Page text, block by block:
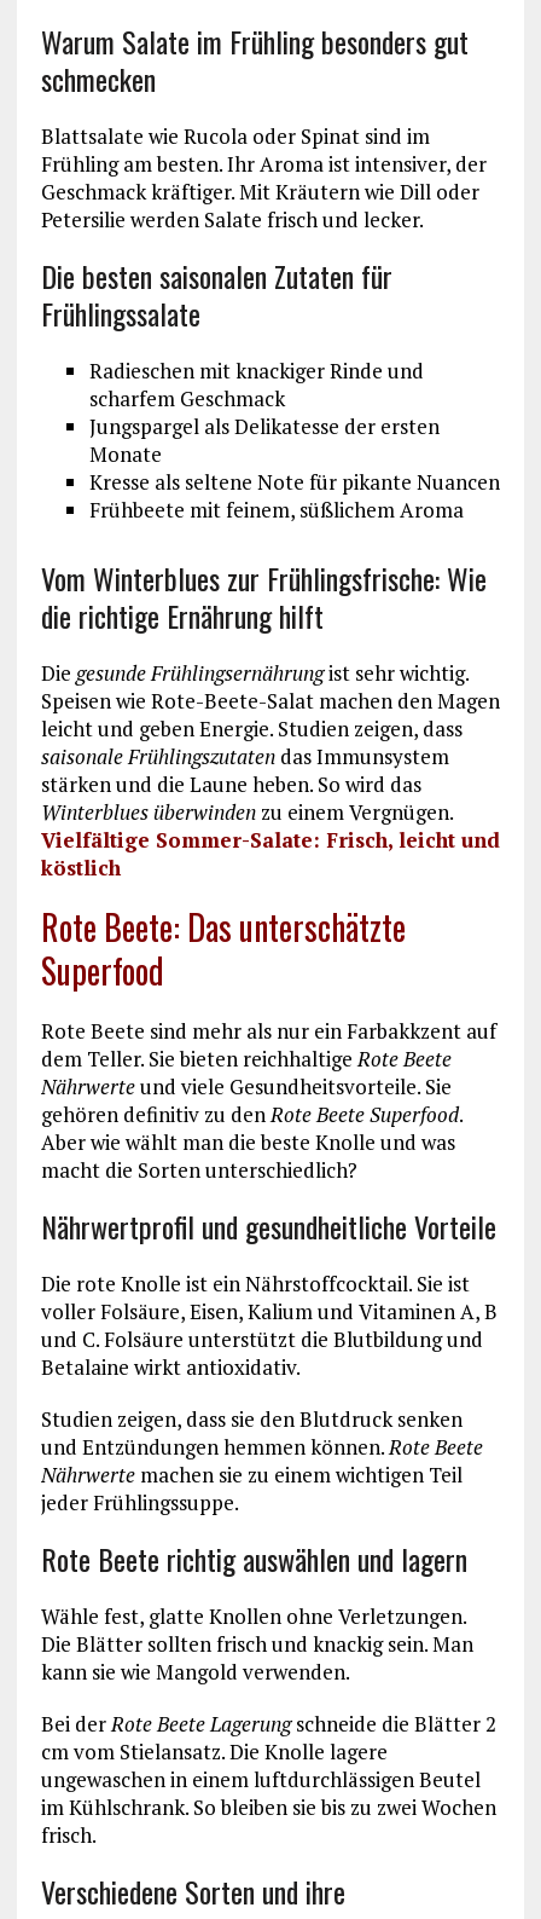
Warum Salate im Frühling besonders gut
schmecken
Blattsalate wie Rucola oder Spinat sind im
Frühling am besten. Ihr Aroma ist intensiver, der
Geschmack kräftiger. Mit Kräutern wie Dill oder
Petersilie werden Salate frisch und lecker.
Die besten saisonalen Zutaten für
Frühlingssalate
Radieschen mit knackiger Rinde und
scharfem Geschmack
Jungspargel als Delikatesse der ersten
Monate
Kresse als seltene Note für pikante Nuancen
Frühbeete mit feinem, süßlichem Aroma
Vom Winterblues zur Frühlingsfrische: Wie
die richtige Ernährung hilft
Die gesunde Frühlingsernährungist sehr wichtig.
Speisen wie Rote-Beete-Salat machen den Magen
leicht und geben Energie. Studien zeigen, dass
saisonale Frühlingszutatendas Immunsystem
stärken und die Laune heben. So wird das
Winterblues überwindenzu einem Vergnügen.
Vielfältige Sommer-Salate: Frisch, leicht und
köstlich
Rote Beete: Das unterschätzte
Superfood
Rote Beete sind mehr als nur ein Farbakkzent auf
dem Teller. Sie bieten reichhaltigeRote Beete
Nährwerteund viele Gesundheitsvorteile. Sie
gehören definitiv zu denRote Beete Superfood.
Aber wie wählt man die beste Knolle und was
macht die Sorten unterschiedlich?
Nährwertprofil und gesundheitliche Vorteile
Die rote Knolle ist ein Nährstoffcocktail. Sie ist
voller Folsäure, Eisen, Kalium und Vitaminen A, B
und C. Folsäure unterstützt die Blutbildung und
Betalaine wirkt antioxidativ.
Studien zeigen, dass sie den Blutdruck senken
und Entzündungen hemmen können.Rote Beete
Nährwertemachen sie zu einem wichtigen Teil
jeder Frühlingssuppe.
Rote Beete richtig auswählen und lagern
Wähle fest, glatte Knollen ohne Verletzungen.
Die Blätter sollten frisch und knackig sein. Man
kann sie wie Mangold verwenden.
Bei derRote Beete Lagerungschneide die Blätter 2
cm vom Stielansatz. Die Knolle lagere
ungewaschen in einem luftdurchlässigen Beutel
im Kühlschrank. So bleiben sie bis zu zwei Wochen
frisch.
Verschiedene Sorten und ihre